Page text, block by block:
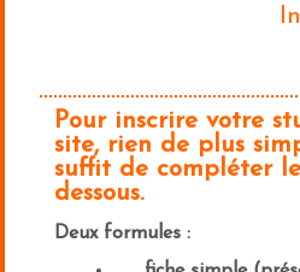
Pour inscrire votre
site, rien de plus
suffit de compléter
dessous.
Deux formules :